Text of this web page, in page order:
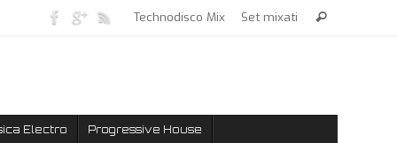
Technodisco Mix Set mixati
Electro Progressive House